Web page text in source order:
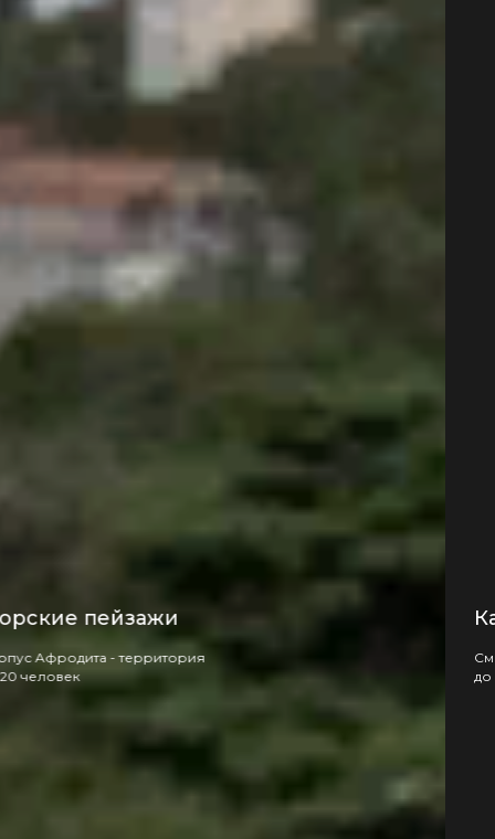
Зеленый лабиринт
Дворец Харакс - территория
до 20 человек